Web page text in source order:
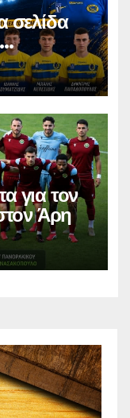
και
για τον
Άρη